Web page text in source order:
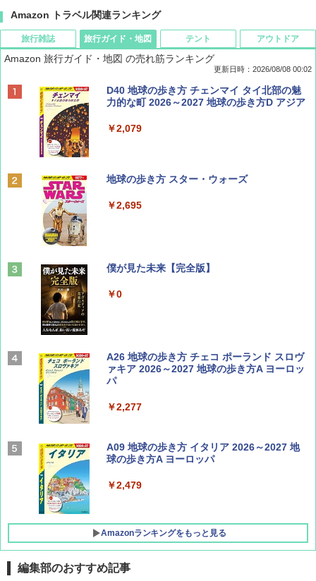
Amazon トラベル関連ランキング
旅行雑誌
BE-PAL(ビ-パル) 2026年 9 月号【特別付録:
SOTO ミニマル"旅"財布 ランダム2種】
￥1,500
ディズニーファン ２０２６年 ９月号 [雑
山と溪谷 2026年8月号「南アルプス大全」
￥1,540
Coyote No.89 特集 星野道夫 夢見る旅
￥1,540
AIRLINE（エアライン）2026年9月号【特
集】ボーイング110周年を祝して！
￥1,760
旅行ガイド・地図
Amazon 旅行ガイド・地図 の売れ筋ランキング
更新日時：2026/08/08 00:02
D40 地球の歩き方 チェンマイ タイ北部の魅
力的な町 2026～2027 地球の歩き方D アジア
￥2,079
地球の歩き方 スター・ウォーズ
￥2,695
僕が見た未来【完全版】
￥0
A26 地球の歩き方 チェコ ポーランド スロヴ
ァキア 2026～2027 地球の歩き方A ヨーロッ
パ
￥2,277
A09 地球の歩き方 イタリア 2026～2027 地
球の歩き方A ヨーロッパ
￥2,479
Amazonランキングをもっと見る
テント アウトドア
編集部のおすすめ記事